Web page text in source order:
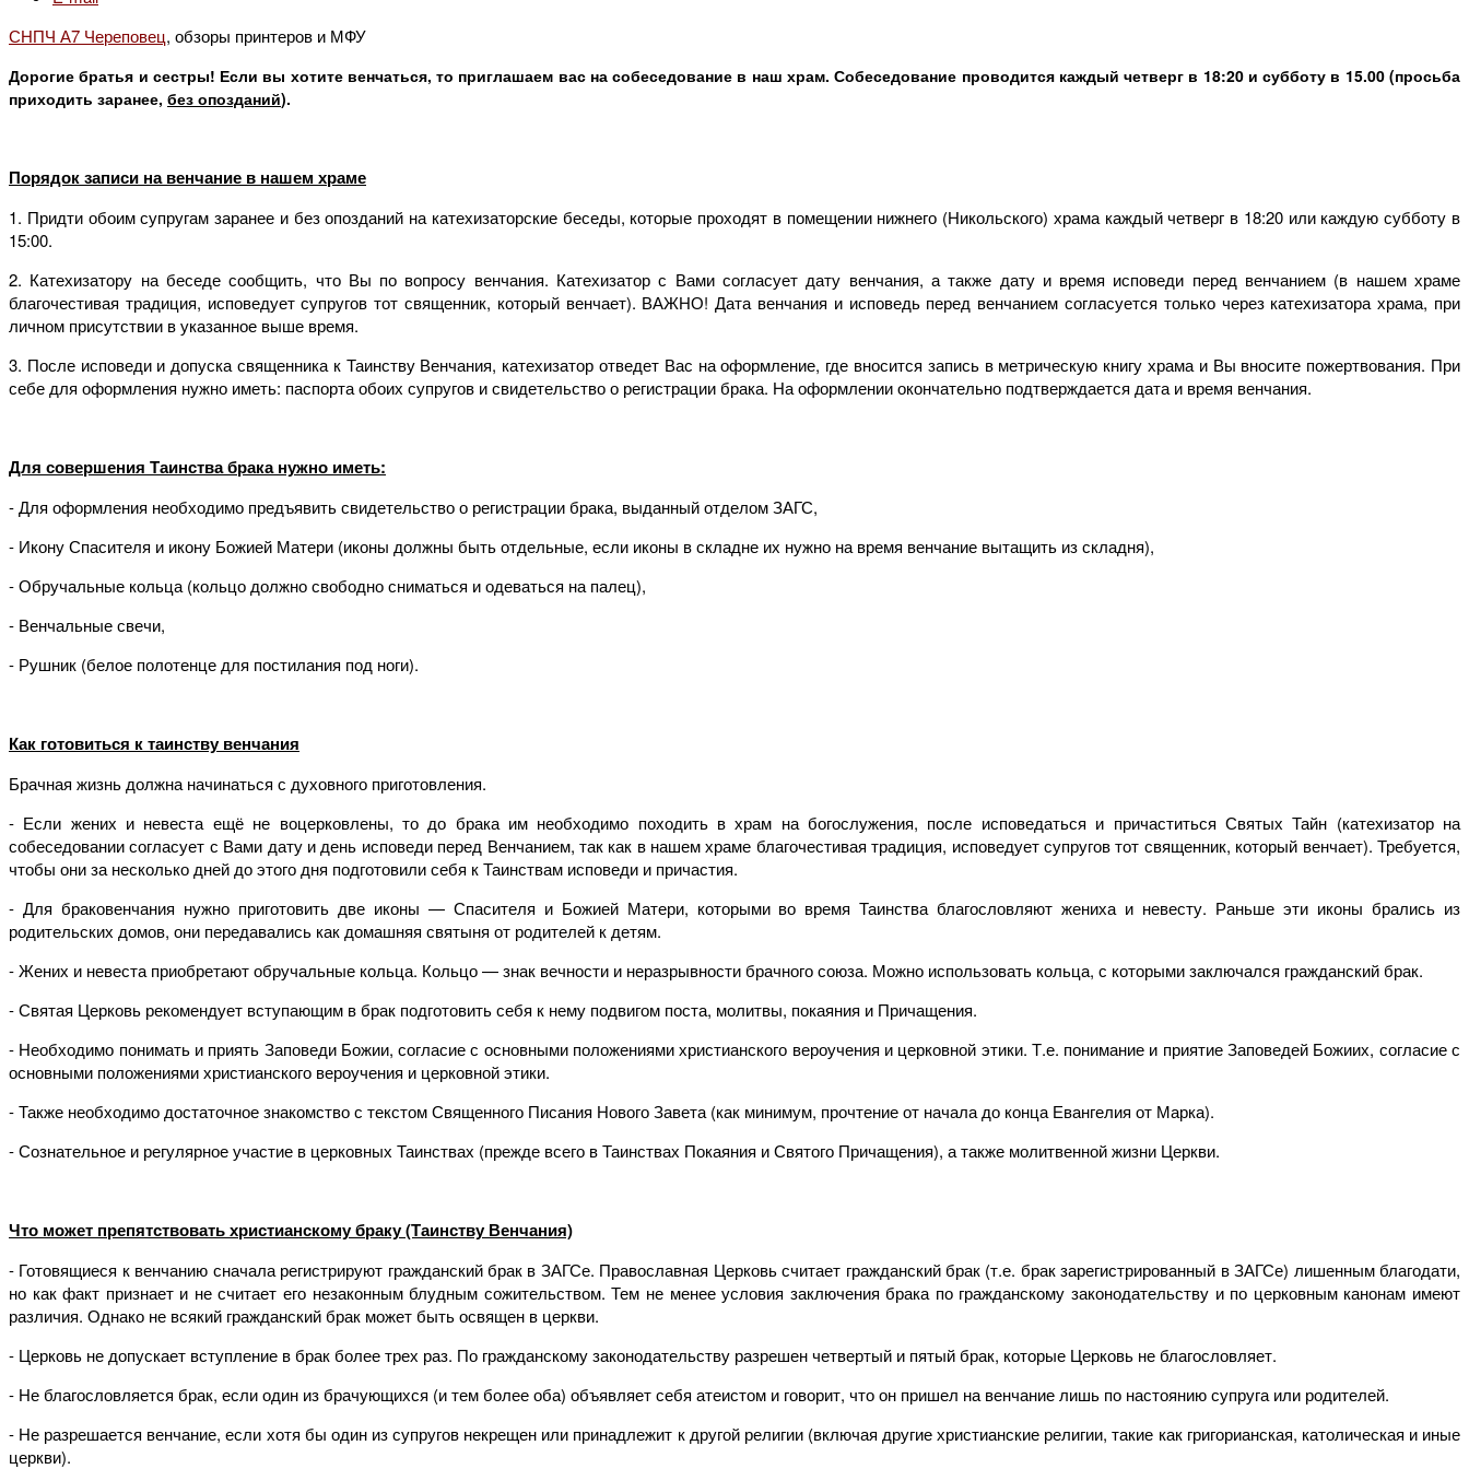
СНПЧ А7 Череповец, обзоры принтеров и МФУ
Дорогие братья и сестры! Если вы хотите венчаться, то приглашаем вас на собеседование в наш храм. Собеседование проводится каждый четверг в 18:20 и субботу в 15.00 (просьба
приходить заранее, без опозданий).
Порядок записи на венчание в нашем храме
1. Придти обоим супругам заранее и без опозданий на катехизаторские беседы, которые проходят в помещении нижнего (Никольского) храма каждый четверг в 18:20 или каждую субботу в
15:00.
2. Катехизатору на беседе сообщить, что Вы по вопросу венчания. Катехизатор с Вами согласует дату венчания, а также дату и время исповеди перед венчанием (в нашем храме
благочестивая традиция, исповедует супругов тот священник, который венчает). ВАЖНО! Дата венчания и исповедь перед венчанием согласуется только через катехизатора храма, при
личном присутствии в указанное выше время.
3. После исповеди и допуска священника к Таинству Венчания, катехизатор отведет Вас на оформление, где вносится запись в метрическую книгу храма и Вы вносите пожертвования. При
себе для оформления нужно иметь: паспорта обоих супругов и свидетельство о регистрации брака. На оформлении окончательно подтверждается дата и время венчания.
Для совершения Таинства брака нужно иметь:
- Для оформления необходимо предъявить свидетельство о регистрации брака, выданный отделом ЗАГС,
- Икону Спасителя и икону Божией Матери (иконы должны быть отдельные, если иконы в складне их нужно на время венчание вытащить из складня),
- Обручальные кольца (кольцо должно свободно сниматься и одеваться на палец),
- Венчальные свечи,
- Рушник (белое полотенце для постилания под ноги).
Как готовиться к таинству венчания
Брачная жизнь должна начинаться с духовного приготовления.
- Если жених и невеста ещё не воцерковлены, то до брака им необходимо походить в храм на богослужения, после исповедаться и причаститься Святых Тайн (катехизатор на
собеседовании согласует с Вами дату и день исповеди перед Венчанием, так как в нашем храме благочестивая традиция, исповедует супругов тот священник, который венчает). Требуется,
чтобы они за несколько дней до этого дня подготовили себя к Таинствам исповеди и причастия.
- Для браковенчания нужно приготовить две иконы — Спасителя и Божией Матери, которыми во время Таинства благословляют жениха и невесту. Раньше эти иконы брались из
родительских домов, они передавались как домашняя святыня от родителей к детям.
- Жених и невеста приобретают обручальные кольца. Кольцо — знак вечности и неразрывности брачного союза. Можно использовать кольца, с которыми заключался гражданский брак.
- Святая Церковь рекомендует вступающим в брак подготовить себя к нему подвигом поста, молитвы, покаяния и Причащения.
- Необходимо понимать и приять Заповеди Божии, согласие с основными положениями христианского вероучения и церковной этики. Т.е. понимание и приятие Заповедей Божиих, согласие с
основными положениями христианского вероучения и церковной этики.
- Также необходимо достаточное знакомство с текстом Священного Писания Нового Завета (как минимум, прочтение от начала до конца Евангелия от Марка).
- Сознательное и регулярное участие в церковных Таинствах (прежде всего в Таинствах Покаяния и Святого Причащения), а также молитвенной жизни Церкви.
Что может препятствовать христианскому браку (Таинству Венчания)
- Готовящиеся к венчанию сначала регистрируют гражданский брак в ЗАГСе. Православная Церковь считает гражданский брак (т.е. брак зарегистрированный в ЗАГСе) лишенным благодати,
но как факт признает и не считает его незаконным блудным сожительством. Тем не менее условия заключения брака по гражданскому законодательству и по церковным канонам имеют
различия. Однако не всякий гражданский брак может быть освящен в церкви.
- Церковь не допускает вступление в брак более трех раз. По гражданскому законодательству разрешен четвертый и пятый брак, которые Церковь не благословляет.
- Не благословляется брак, если один из брачующихся (и тем более оба) объявляет себя атеистом и говорит, что он пришел на венчание лишь по настоянию супруга или родителей.
- Не разрешается венчание, если хотя бы один из супругов некрещен или принадлежит к другой религии (включая другие христианские религии, такие как григорианская, католическая и иные
церкви).